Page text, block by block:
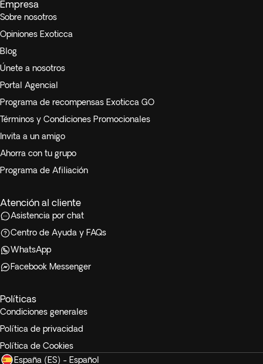
Empresa
Sobre nosotros
Opiniones Exoticca
Blog
Únete a nosotros
Portal Agencial
Programa de recompensas Exoticca GO
Términos y Condiciones Promocionales
Invita a un amigo
Ahorra con tu grupo
Programa de Afiliación
Atención al cliente
Asistencia por chat
Centro de Ayuda y FAQs
WhatsApp
Facebook Messenger
Políticas
Condiciones generales
Política de privacidad
Política de Cookies
España (ES) - Español